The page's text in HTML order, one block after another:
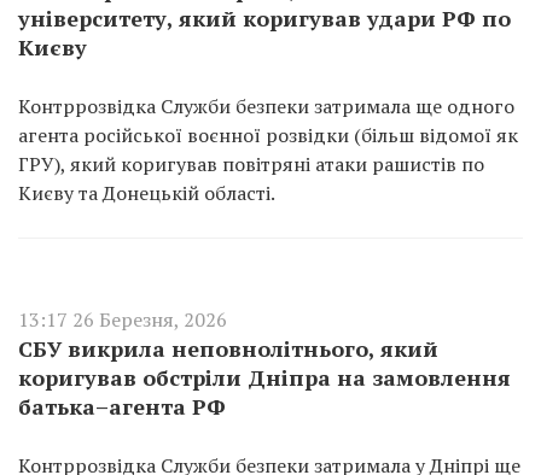
університету, який коригував удари РФ по
Києву
Контррозвідка Служби безпеки затримала ще одного
агента російської воєнної розвідки (більш відомої як
ГРУ), який коригував повітряні атаки рашистів по
Києву та Донецькій області.
13:17 26 Березня, 2026
СБУ викрила неповнолітнього, який
коригував обстріли Дніпра на замовлення
батька–агента РФ
Контррозвідка Служби безпеки затримала у Дніпрі ще